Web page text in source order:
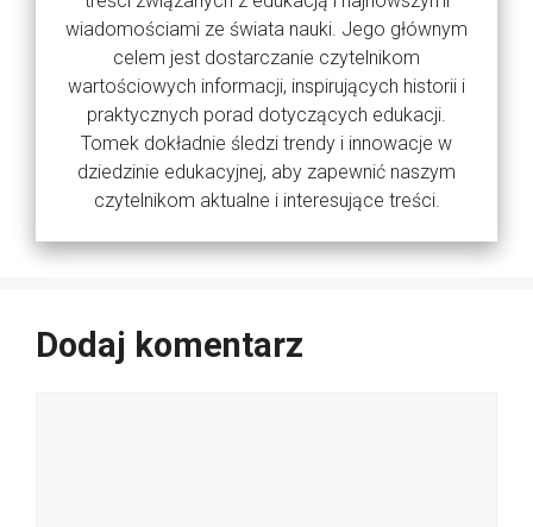
wiadomościami ze świata nauki. Jego głównym
celem jest dostarczanie czytelnikom
wartościowych informacji, inspirujących historii i
praktycznych porad dotyczących edukacji.
Tomek dokładnie śledzi trendy i innowacje w
dziedzinie edukacyjnej, aby zapewnić naszym
czytelnikom aktualne i interesujące treści.
Dodaj komentarz